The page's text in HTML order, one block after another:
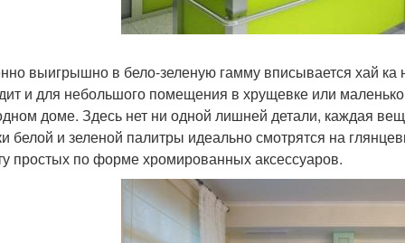
выигрышно в бело-зеленую гамму вписывается хай
и для небольшого помещения в хрущевке или
доме. Здесь нет ни одной лишней детали, каждая
белой и зеленой палитры идеально смотрятся на
простых по форме хромированных аксессуаров.